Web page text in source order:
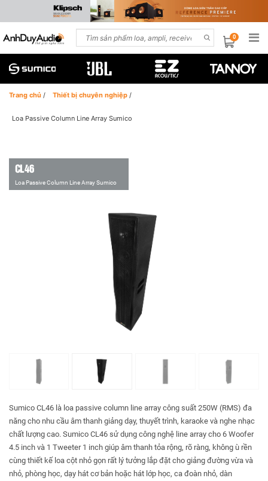
0
Trang chủ / Thiết bị chuyên nghiệp /
Loa Passive Column Line Array Sumico
CL46
Loa Passive Column Line Array Sumico
Sumico CL46 là loa passive column line array công suất 250W (RMS) đa
năng cho nhu cầu âm thanh giảng dạy, thuyết trình, karaoke và nghe nhạc
chất lượng cao. Sumico CL46 sử dụng công nghệ line array cho 6 Woofer
4.5 inch và 1 Tweeter 1 inch giúp âm thanh tỏa rộng, rõ ràng, không ù rền
cùng thiết kế loa cột nhỏ gọn rất lý tưởng lắp đặt cho giảng đường vừa và
nhỏ, phòng học, dạy hát cơ bản hoặc hát lớp học, ca đoàn nhỏ, dàn